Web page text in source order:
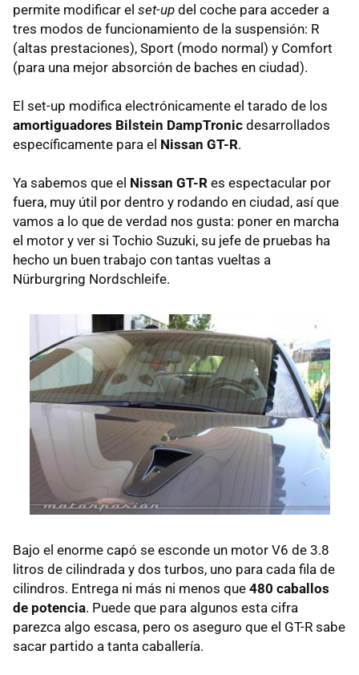
permite modificar el set-up del coche para acceder a
tres modos de funcionamiento de la suspensión: R
(altas prestaciones), Sport (modo normal) y Comfort
(para una mejor absorción de baches en ciudad).
El set-up modifica electrónicamente el tarado de los
amortiguadores Bilstein DampTronic desarrollados
específicamente para el Nissan GT-R.
Ya sabemos que el Nissan GT-R es espectacular por
fuera, muy útil por dentro y rodando en ciudad, así que
vamos a lo que de verdad nos gusta: poner en marcha
el motor y ver si Tochio Suzuki, su jefe de pruebas ha
hecho un buen trabajo con tantas vueltas a
Nürburgring Nordschleife.
Bajo el enorme capó se esconde un motor V6 de 3.8
litros de cilindrada y dos turbos, uno para cada fila de
cilindros. Entrega ni más ni menos que 480 caballos
de potencia. Puede que para algunos esta cifra
parezca algo escasa, pero os aseguro que el GT-R sabe
sacar partido a tanta caballería.